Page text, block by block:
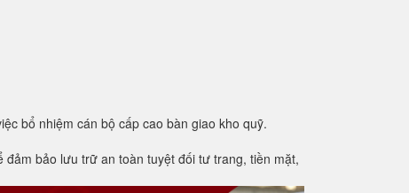
bổ nhiệm cán bộ cấp cao bàn giao kho quỹ.
bảo lưu trữ an toàn tuyệt đối tư trang, tiền mặt,